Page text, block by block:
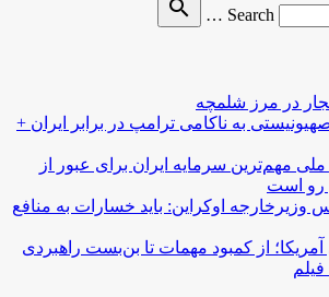
Search …
search
در مرز شلمچه
به ناکامی ترامپ در برابر ایران +
مهم‌ترین سرمایه ایران برای عبور از
رو است
وزیرخارجه اوکراین: باید خسارات به منافع
از کمبود مهمات تا بن‌بست راهبردی
فیلم